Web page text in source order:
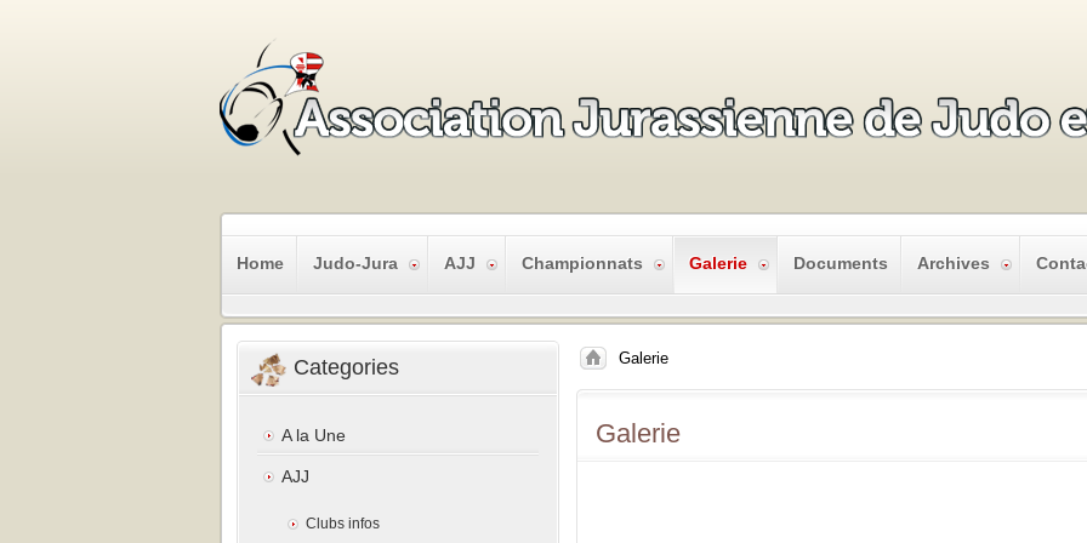
Home Judo-Jura AJJ Championnats Galerie Documents Archives
Galerie
Galerie
Categories
A la Une
AJJ
Clubs infos